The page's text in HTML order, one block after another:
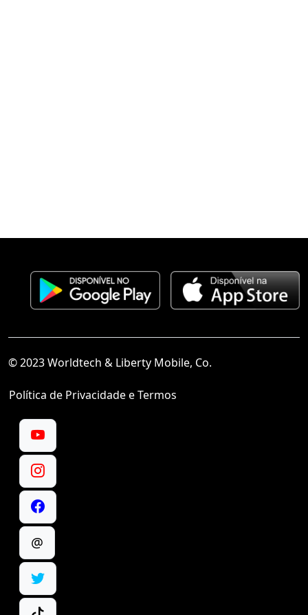
© 2023 Worldtech & Liberty Mobile, Co.
Política de Privacidade e Termos
@